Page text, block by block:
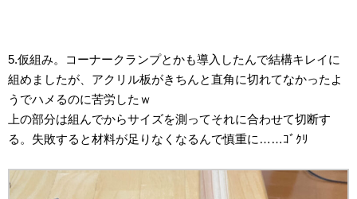
5.仮組み。コーナークランプとかも導入したんで結構キレイに
組めましたが、アクリル板がきちんと直角に切れてなかったよ
うでハメるのに苦労したｗ
上の部分は組んでからサイズを測ってそれに合わせて切断す
る。失敗すると材料が足りなくなるんで慎重に……ｺﾞｸﾘ